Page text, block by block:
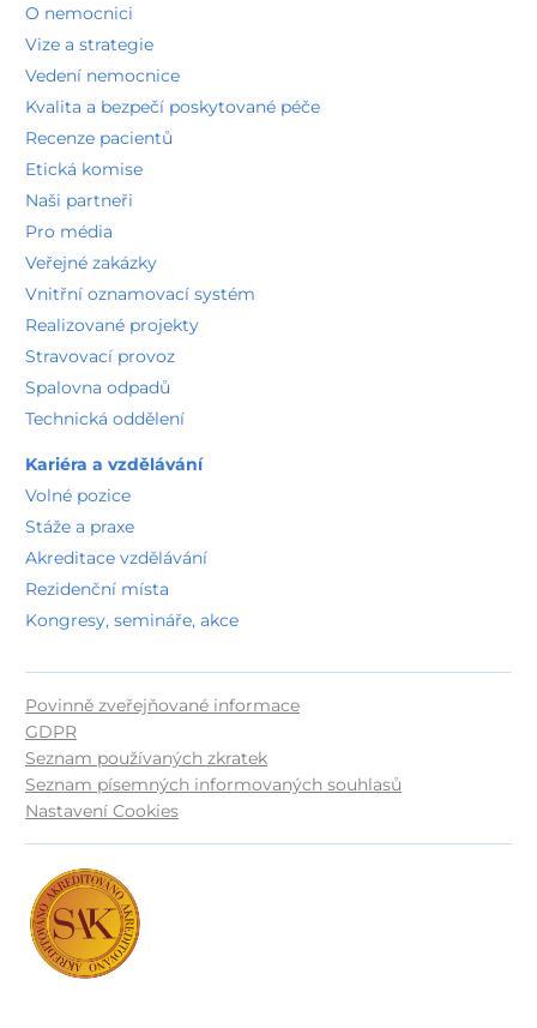
O nemocnici
Vize a strategie
Vedení nemocnice
Kvalita a bezpečí poskytované péče
Recenze pacientů
Etická komise
Naši partneři
Pro média
Veřejné zakázky
Vnitřní oznamovací systém
Realizované projekty
Stravovací provoz
Spalovna odpadů
Technická oddělení
Kariéra a vzdělávání
Volné pozice
Stáže a praxe
Akreditace vzdělávání
Rezidenční místa
Kongresy, semináře, akce
Povinně zveřejňované informace
GDPR
Seznam používaných zkratek
Seznam písemných informovaných souhlasů
Nastavení Cookies